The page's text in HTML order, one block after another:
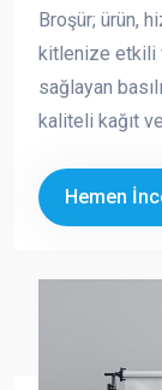
Broşür; ürün,
kitlenize etkili
sağlayan
kaliteli kağıt
akılda kalıcılığı artırır. Fuar, açılış,
tanıtım ve
Hemen